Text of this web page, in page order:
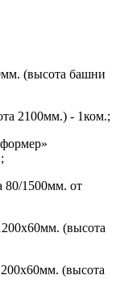
(высота башни
2100мм.) - 1ком.;
80/1500мм. от
(высота
(высота